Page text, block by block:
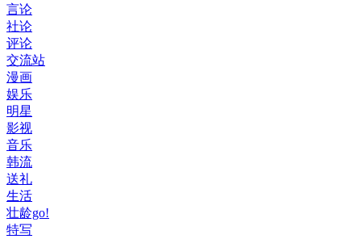
言论
社论
评论
交流站
漫画
娱乐
明星
影视
音乐
韩流
送礼
生活
壮龄go!
特写